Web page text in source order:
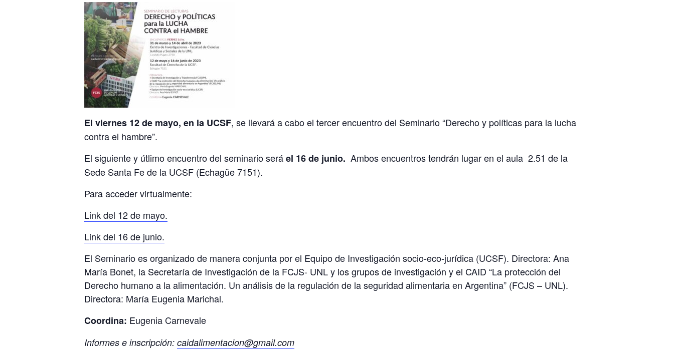
El viernes 12 de mayo, en la UCSF, se llevará a cabo el tercer encuentro del Seminario “Derecho y políticas para la lucha
contra el hambre”.
El siguiente y útlimo encuentro del seminario seráel 16 de junio. Ambos encuentros tendrán lugar en el aula 2.51 de la
Sede Santa Fe de la UCSF (Echagüe 7151).
Para acceder virtualmente:
Link del 12 de mayo.
Link del 16 de junio.
El Seminario es organizado de manera conjunta por el Equipo de Investigación socio-eco-jurídica (UCSF). Directora: Ana
María Bonet, la Secretaría de Investigación de la FCJS- UNL y los grupos de investigación y el CAID “La protección del
Derecho humano a la alimentación. Un análisis de la regulación de la seguridad alimentaria en Argentina” (FCJS – UNL).
Directora: María Eugenia Marichal.
Coordina: Eugenia Carnevale
Informes e inscripción: caidalimentacion@gmail.com